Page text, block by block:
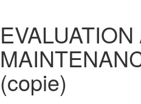
EVALUATION
(copie)